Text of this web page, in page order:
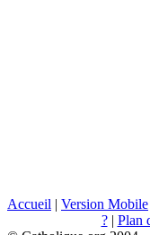
Accueil | Version Mobile
?| Plan